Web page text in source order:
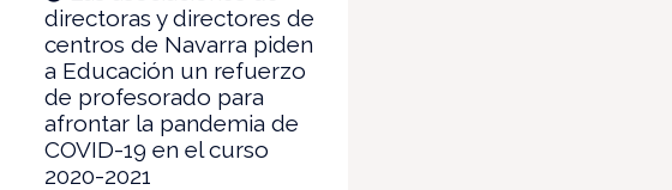
directoras y directores de
centros de Navarra piden
a Educación un refuerzo
de profesorado para
afrontar la pandemia de
COVID-19 en el curso
2020-2021